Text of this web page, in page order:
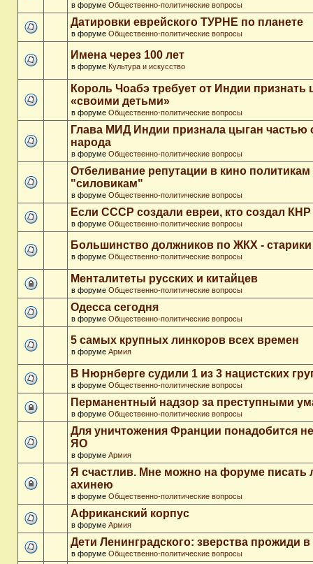
в форуме Общественно-политические вопросы
Датировки еврейского ТУРНЕ по планете
в форуме Общественно-политические вопросы
Имена через 100 лет
в форуме Культура и искусство
Король Чоабэ требует от Индии признать
«своими детьми»
в форуме Общественно-политические вопросы
Глава МИД Индии признала цыган частью
народа
в форуме Общественно-политические вопросы
Отбеливание репутации в кино политикам
"силовикам"
в форуме Общественно-политические вопросы
Если СССР создали евреи, кто создал
в форуме Общественно-политические вопросы
Большинство должников по ЖКХ - старики
в форуме Общественно-политические вопросы
Менталитеты русских и китайцев
в форуме Общественно-политические вопросы
Одесса сегодня
в форуме Общественно-политические вопросы
5 самых крупных линкоров всех времен
в форуме Армия
В Нюрнберге судили 1 из 3 нацистских
в форуме Общественно-политические вопросы
Перманентный надзор за преступными
в форуме Общественно-политические вопросы
Для уничтожения Франции понадобится
ЯО
в форуме Армия
Я счастлив. Мне можно на форуме
ахинею
в форуме Общественно-политические вопросы
Африканский корпус
в форуме Армия
Дети Ленинградского: зверства прожиди
в форуме Общественно-политические вопросы